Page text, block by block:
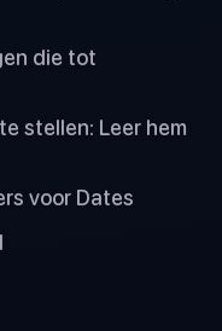
die tot
stellen: Leer hem
voor Dates